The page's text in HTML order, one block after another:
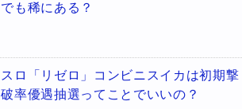
でも稀にある？
スロ「リゼロ」コンビニスイカは初期撃
破率優遇抽選ってことでいいの？